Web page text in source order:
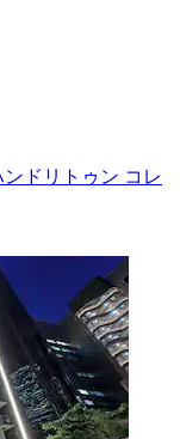
ドリトゥン コレ